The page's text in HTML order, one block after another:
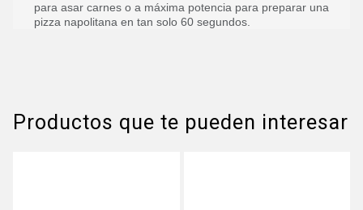
para asar carnes o a máxima potencia para preparar una
pizza napolitana en tan solo 60 segundos.
Productos que te pueden interesar